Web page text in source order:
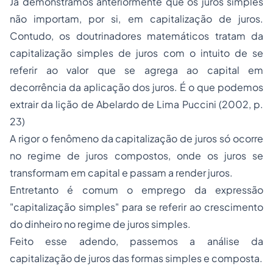
não importam, por si, em capitalização de juros.
Contudo, os doutrinadores matemáticos tratam da
capitalização simples de juros com o intuito de se
referir ao valor que se agrega ao capital em
decorrência da aplicação dos juros. É o que podemos
extrair da lição de Abelardo de Lima Puccini (2002, p.
23)
A rigor o fenômeno da capitalização de juros só ocorre
no regime de juros compostos, onde os juros se
transformam em capital e passam a render juros.
Entretanto é comum o emprego da expressão
"capitalização simples" para se referir ao crescimento
do dinheiro no regime de juros simples.
Feito esse adendo, passemos a análise da
capitalização de juros das formas simples e composta.